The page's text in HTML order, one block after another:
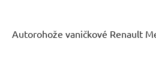
Autorohože vaničkové Renault